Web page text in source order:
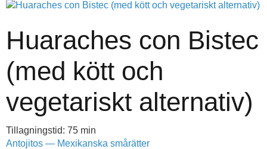
Huaraches con Bistec
(med kött och
vegetariskt alternativ)
Tillagningstid: 75 min
Antojitos — Mexikanska smårätter